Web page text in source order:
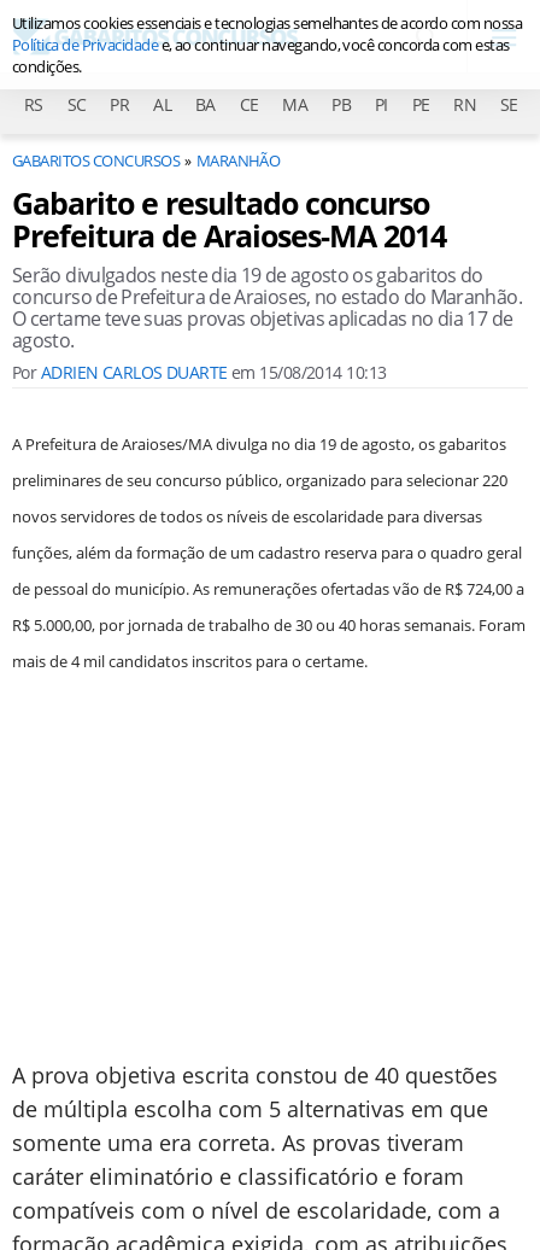
RS SC PR AL BA CE MA PB PI PE RN SE
GABARITOS CONCURSOS MARANHÃO
Gabarito e resultado concurso
Prefeitura de Araioses-MA 2014
Serão divulgados neste dia 19 de agosto os gabaritos do
concurso de Prefeitura de Araioses, no estado do Maranhão.
O certame teve suas provas objetivas aplicadas no dia 17 de
agosto.
PorADRIEN CARLOS DUARTE em 15/08/2014 10:13
A Prefeitura de Araioses/MA divulga no dia 19 de agosto, os gabaritos
preliminares de seu concurso público, organizado para selecionar 220
novos servidores de todos os níveis de escolaridade para diversas
funções, além da formação de um cadastro reserva para o quadro geral
de pessoal do município. As remunerações ofertadas vão de R$ 724,00 a
R$ 5.000,00, por jornada de trabalho de 30 ou 40 horas semanais. Foram
mais de 4 mil candidatos inscritos para o certame.
A prova objetiva escrita constou de 40 questões
de múltipla escolha com 5 alternativas em que
somente uma era correta. As provas tiveram
caráter eliminatório e classificatório e foram
compatíveis com o nível de escolaridade, com a
formação acadêmica exigida, com as atribuições
Utilizamos cookies essenciais e tecnologias semelhantes de acordo com nossa
Política de Privacidadee, ao continuar navegando, você concorda com estas
condições.